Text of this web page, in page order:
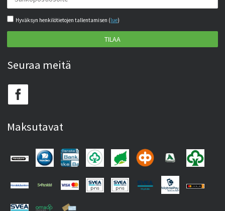
Hyväksyn henkilötietojen tallentamisen (lue)
TILAA
Seuraa meitä
Maksutavat